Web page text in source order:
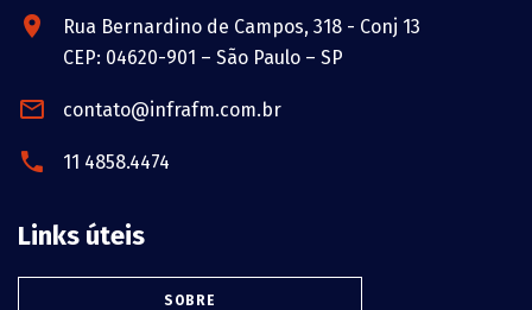
Rua Bernardino de Campos, 318 - Conj 13
CEP: 04620-901 – São Paulo – SP
contato@infrafm.com.br
11 4858.4474
Links úteis
SOBRE